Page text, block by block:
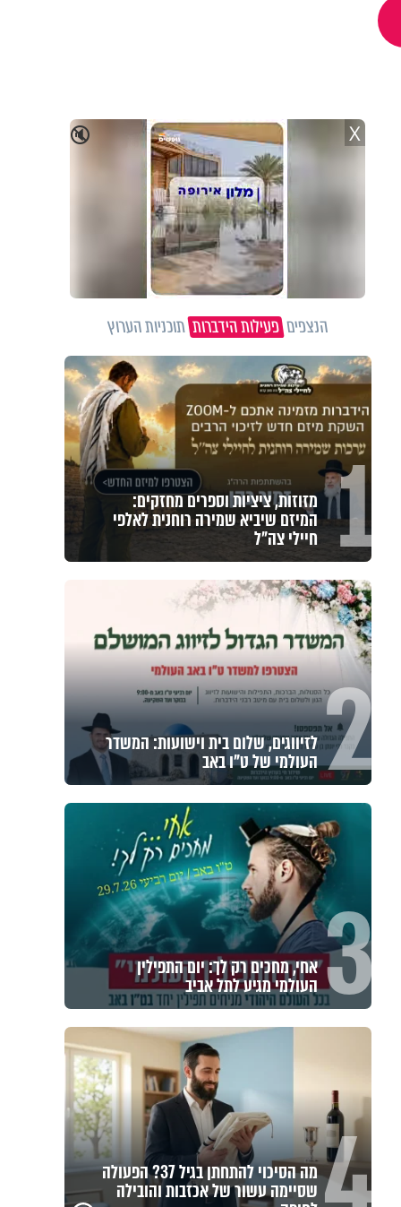
🔇 X
הנצפיםפעילות הידברותתוכניות הערוץ
1 מזוזות, ציציות וספרים מחזקים:
המיזם שיביא שמירה רוחנית לאלפי
חיילי צה"ל
2 לזיווגים, שלום בית וישועות: המשדר
העולמי של ט"ו באב
3 אחי, מחכים רק לך: יום התפילין
העולמי מגיע לתל אביב
מה הסיכוי להתחתן בגיל 37? הפעולה
שסיימה עשור של אכזבות והובילה